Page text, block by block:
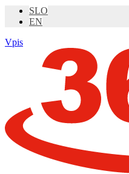
SLO
EN
Vpis